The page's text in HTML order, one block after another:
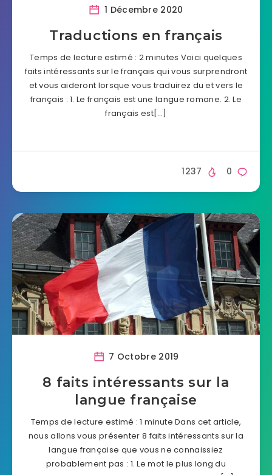
1 Décembre 2020
Traductions en français
Temps de lecture estimé : 2 minutes Voici quelques
faits intéressants sur le français qui vous surprendront
et vous aideront lorsque vous traduirez du et vers le
français : 1. Le français est une langue romane. 2. Le
français est[…]
0
1237
7 Octobre 2019
8 faits intéressants sur la
langue française
Temps de lecture estimé : 1 minute Dans cet article,
nous allons vous présenter 8 faits intéressants sur la
langue française que vous ne connaissiez
probablement pas : 1. Le mot le plus long du